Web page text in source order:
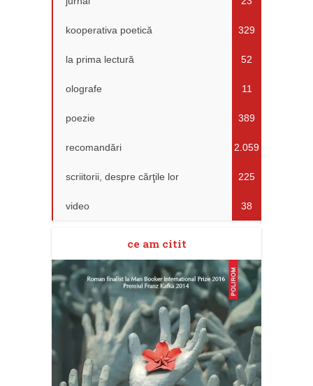
kooperativa poetică 329
la prima lectură 52
olografe 11
poezie 389
recomandări 2.059
scriitorii, despre cărţile lor 225
video 38
ce am citit